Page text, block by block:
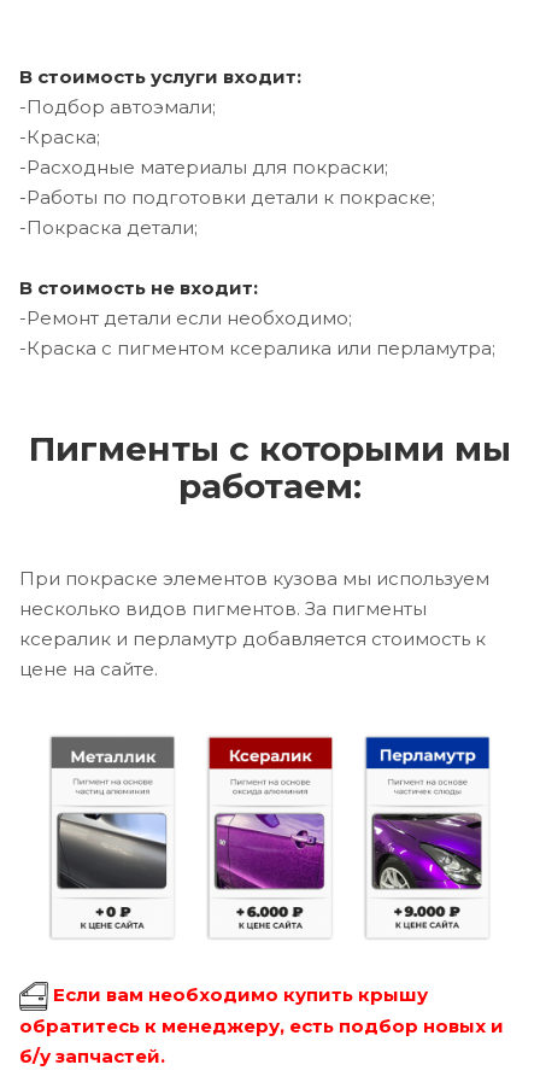
В стоимость услуги входит:
-Подбор автоэмали;
-Краска;
-Расходные материалы для покраски;
-Работы по подготовки детали к покраске;
-Покраска детали;
В стоимость не входит:
-Ремонт детали если необходимо;
-Краска с пигментом ксералика или перламутра;
Пигменты с которыми мы
работаем:
При покраске элементов кузова мы используем
несколько видов пигментов. За пигменты
ксералик и перламутр добавляется стоимость к
цене на сайте.
Если вам необходимо купить крышу
обратитесь к менеджеру, есть подбор новых и
б/у запчастей.